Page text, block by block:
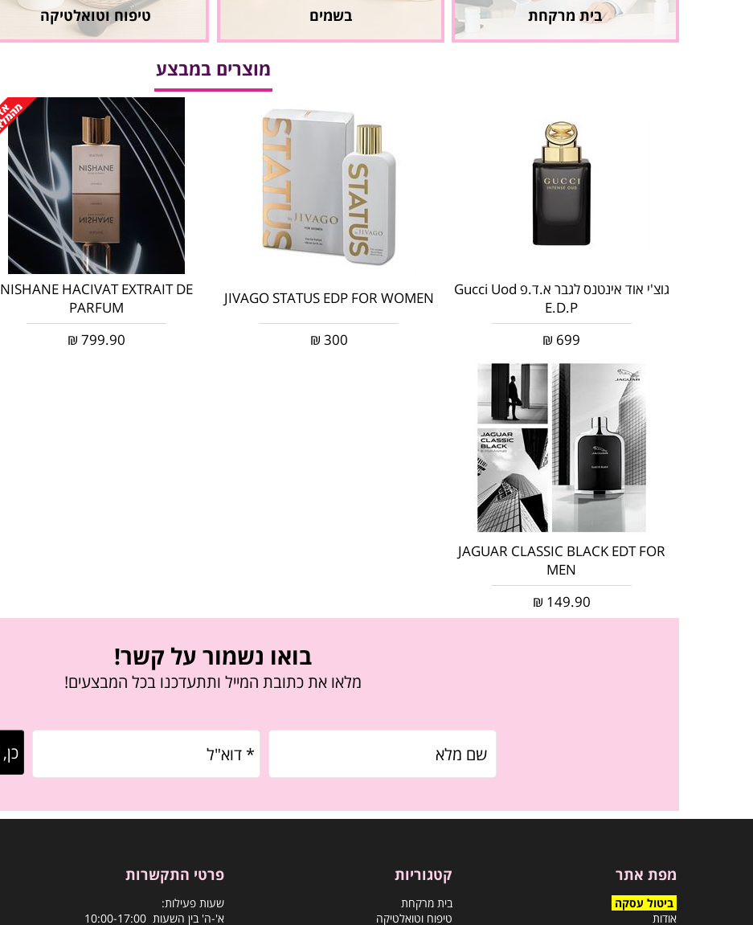
בית מרקחת בשמים טיפוח וטואלטיקה
מוצרים במבצע
גוצ'י אוד אינטנס לגבר א.ד.פ Gucci Uod
E.D.P
699
₪
JIVAGO STATUS EDP FOR WOMEN
300
₪
NISHANE HACIVAT EXTRAIT DE
PARFUM
799.90
₪
JAGUAR CLASSIC BLACK EDT FOR
MEN
149.90
₪
בואו נשמור על קשר!
מלאו את כתובת המייל ותתעדכנו בכל המבצעים!
מפת אתר
ביטול עסקה
אודות
קטגוריות
בית מרקחת
טיפוח וטואלטיקה
פרטי התקשרות
שעות פעילות:
א'-ה' בין השעות 10:00-17:00